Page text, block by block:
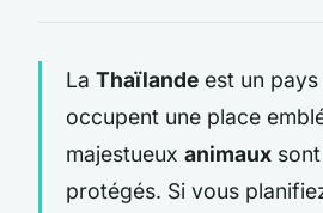
La Thaïlande est un
occupent une place
majestueux animaux
protégés. Si vous